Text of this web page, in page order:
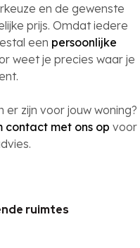
en de gewenste
prijs. Omdat iedere
een persoonlijke
weet je precies waar je
er zijn voor jouw woning?
contact met ons op voor
ruimtes